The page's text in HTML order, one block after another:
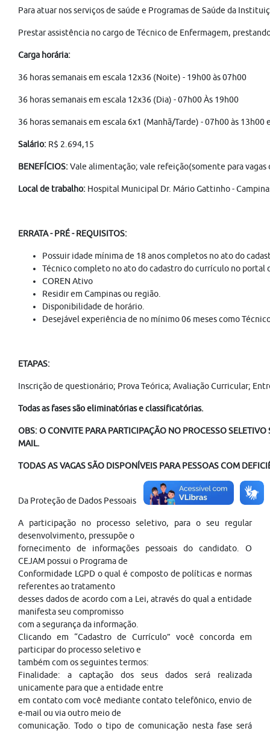
Para atuar nos serviços de saúde e Programas de Saúde da
Prestar assistência no cargo de Técnico de Enfermagem,
Carga horária:
36 horas semanais em escala 12x36 (Noite) - 19h00 às 07h00
36 horas semanais em escala 12x36 (Dia) - 07h00 Às 19h00
36 horas semanais em escala 6x1 (Manhã/Tarde) - 07h00 às 13h00
Salário: R$ 2.694,15
BENEFÍCIOS:Vale alimentação; vale refeição(somente para
Local de trabalho: Hospital Municipal Dr. Mário Gattinho -
ERRATA - PRÉ - REQUISITOS:
Possuir idade mínima de 18 anos completos no ato do
Técnico completo no ato do cadastro do currículo no portal
COREN Ativo
Residir em Campinas ou região.
Disponibilidade de horário.
Desejável experiência de no mínimo 06 meses como
ETAPAS:
Inscrição de questionário; Prova Teórica; Avaliação Curricular;
Todas as fases são eliminatórias e classificatórias.
OBS: O CONVITE PARA PARTICIPAÇÃO NO PROCESSO SELETIVO
MAIL.
TODAS AS VAGAS SÃO DISPONÍVEIS PARA PESSOAS COM
Da Proteção de Dados Pessoais
A participação no processo seletivo, para o seu regular
desenvolvimento, pressupõe o
fornecimento de informações pessoais do candidato. O
CEJAM possui o Programa de
Conformidade LGPD o qual é composto de políticas e normas
referentes ao tratamento
desses dados de acordo com a Lei, através do qual a entidade
manifesta seu compromisso
com a segurança da informação.
Clicando em “Cadastro de Currículo” você concorda em
participar do processo seletivo e
também com os seguintes termos:
Finalidade: a captação dos seus dados será realizada
unicamente para que a entidade entre
em contato com você mediante contato telefônico, envio de
e-mail ou via outro meio de
comunicação. Todo o tipo de comunicação nesta fase será